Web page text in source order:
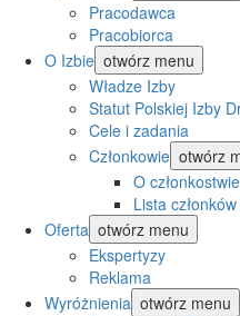
Pracodawca
Pracobiorca
O Izbie otwórz menu
Władze Izby
Statut Polskiej Izby
Cele i zadania
Członkowie otwórz
O członkostwie
Lista
Oferta otwórz menu
Ekspertyzy
Reklama
Wyróżnienia otwórz menu